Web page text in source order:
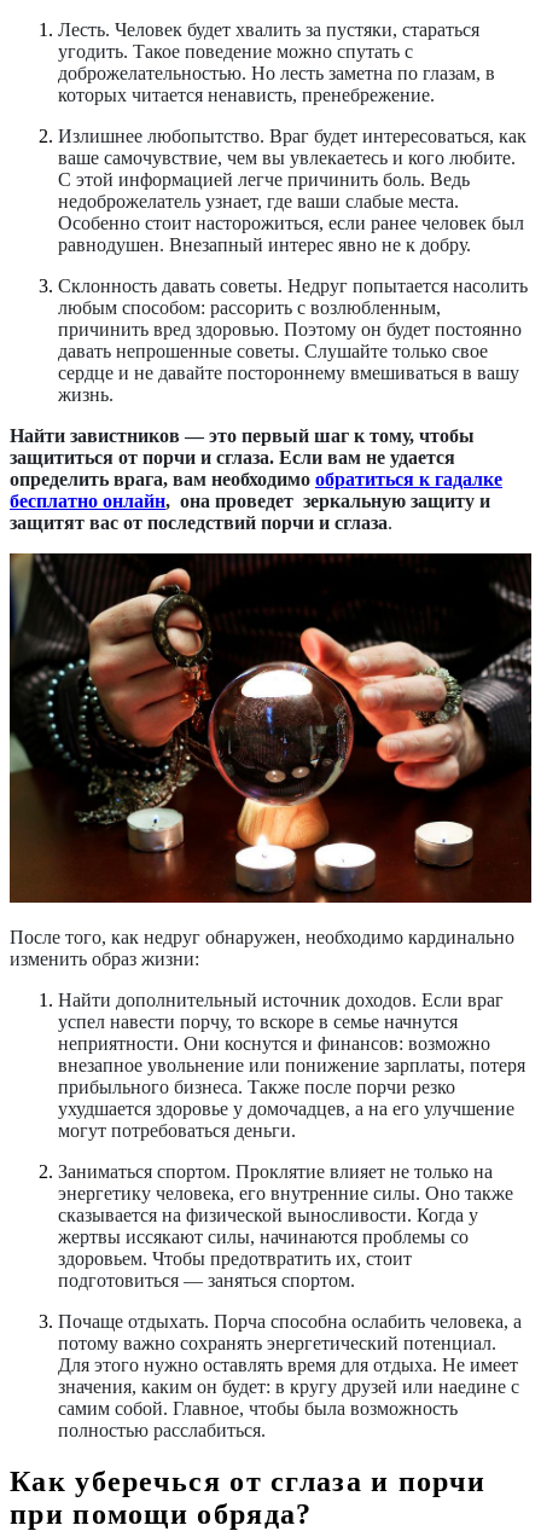
Лесть. Человек будет хвалить за пустяки, стараться
угодить. Такое поведение можно спутать с
доброжелательностью. Но лесть заметна по глазам, в
которых читается ненависть, пренебрежение.
Излишнее любопытство. Враг будет интересоваться, как
ваше самочувствие, чем вы увлекаетесь и кого любите.
С этой информацией легче причинить боль. Ведь
недоброжелатель узнает, где ваши слабые места.
Особенно стоит насторожиться, если ранее человек был
равнодушен. Внезапный интерес явно не к добру.
Склонность давать советы. Недруг попытается насолить
любым способом: рассорить с возлюбленным,
причинить вред здоровью. Поэтому он будет постоянно
давать непрошенные советы. Слушайте только свое
сердце и не давайте постороннему вмешиваться в вашу
жизнь.
Найти завистников — это первый шаг к тому, чтобы
защититься от порчи и сглаза. Если вам не удается
определить врага, вам необходимо обратиться к гадалке
бесплатно онлайн, она проведет зеркальную защиту и
защитят вас от последствий порчи и сглаза.
После того, как недруг обнаружен, необходимо кардинально
изменить образ жизни:
Найти дополнительный источник доходов. Если враг
успел навести порчу, то вскоре в семье начнутся
неприятности. Они коснутся и финансов: возможно
внезапное увольнение или понижение зарплаты, потеря
прибыльного бизнеса. Также после порчи резко
ухудшается здоровье у домочадцев, а на его улучшение
могут потребоваться деньги.
Заниматься спортом. Проклятие влияет не только на
энергетику человека, его внутренние силы. Оно также
сказывается на физической выносливости. Когда у
жертвы иссякают силы, начинаются проблемы со
здоровьем. Чтобы предотвратить их, стоит
подготовиться — заняться спортом.
Почаще отдыхать. Порча способна ослабить человека, а
потому важно сохранять энергетический потенциал.
Для этого нужно оставлять время для отдыха. Не имеет
значения, каким он будет: в кругу друзей или наедине с
самим собой. Главное, чтобы была возможность
полностью расслабиться.
Как уберечься от сглаза и порчи
при помощи обряда?